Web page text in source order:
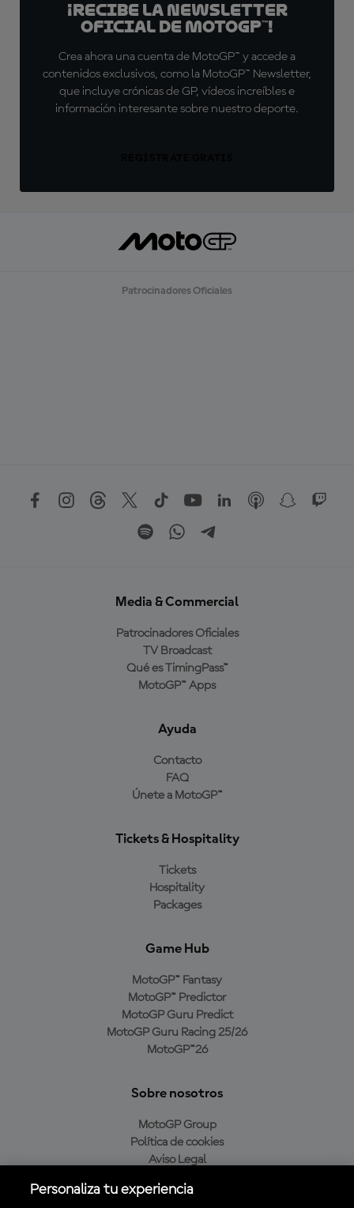
¡Recibe la Newsletter
oficial de MotoGP™!
Crea ahora una cuenta de MotoGP™ y accede a
contenidos exclusivos, como la MotoGP™ Newsletter,
que incluye crónicas de GP, vídeos increíbles e
información interesante sobre nuestro deporte.
Patrocinadores Oficiales
Media & Commercial
Patrocinadores Oficiales
TV Broadcast
Qué es TimingPass™
MotoGP™ Apps
Ayuda
Contacto
FAQ
Únete a MotoGP™
Tickets & Hospitality
Tickets
Hospitality
Packages
Game Hub
MotoGP™ Fantasy
MotoGP™ Predictor
MotoGP Guru Predict
MotoGP Guru Racing 25/26
MotoGP™26
Sobre nosotros
MotoGP Group
Política de cookies
Aviso Legal
Política de compra
Personaliza tu experiencia